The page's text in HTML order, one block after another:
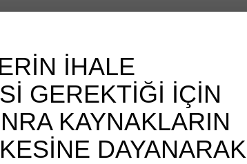
İHALE
GEREKTİĞİ İÇİN
KAYNAKLARIN
DAYANARAK